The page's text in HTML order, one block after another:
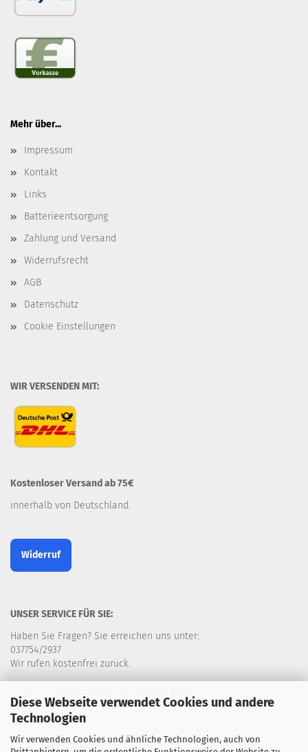
Diese Webseite verwendet Cookies und andere
Technologien
Wir verwenden Cookies und ähnliche Technologien, auch von
Mehr über...
Impressum
Kontakt
Links
Batterieentsorgung
Zahlung und Versand
Widerrufsrecht
AGB
Datenschutz
Cookie Einstellungen
WIR VERSENDEN MIT:
Kostenloser Versand ab 75€
innerhalb von Deutschland.
Widerruf
UNSER SERVICE FÜR SIE:
Haben Sie Fragen? Sie erreichen uns unter:
037754/2937
Wir rufen kostenfrei zurück.